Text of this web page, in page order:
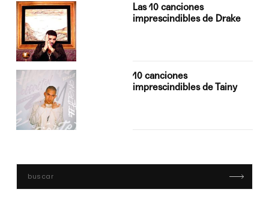
Las 10 canciones
imprescindibles de Drake
10 canciones
imprescindibles de Tainy